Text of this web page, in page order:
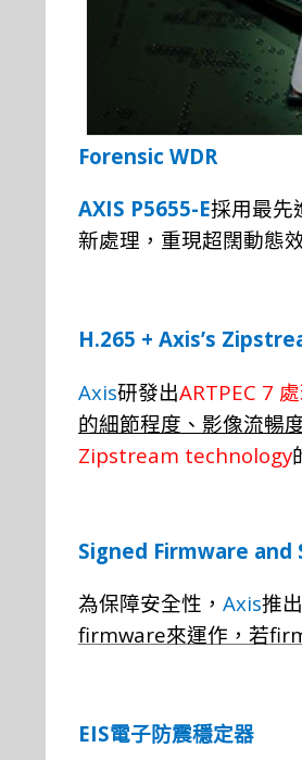
Forensic WDR
AXIS P5655-E採用最先
新處理，重現超闊動態
H.265 + Axis’s
Axis研發出ARTPEC 7 處
的細節程度、影像流暢
Zipstream technology
Signed Firmware and
為保障安全性， Axis推
firmware來運作， 若
EIS電子防震穩定器